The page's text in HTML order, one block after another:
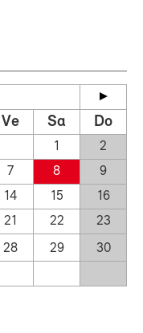
Ve Sa Do
1
2
7 8
9
14 15
16
21 22
23
28 29
30